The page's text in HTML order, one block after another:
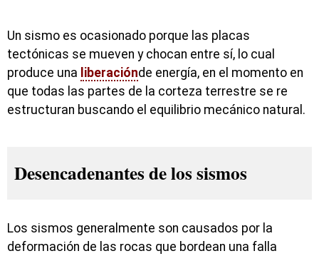
Un sismo es ocasionado porque las placas
tectónicas se mueven y chocan entre sí, lo cual
produce una liberaciónde energía, en el momento en
que todas las partes de la corteza terrestre se re
estructuran buscando el equilibrio mecánico natural.
Desencadenantes de los sismos
Los sismos generalmente son causados por la
deformación de las rocas que bordean una falla